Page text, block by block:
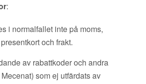
:
i normalfallet inte på moms,
och frakt.
av rabattkoder och andra
som ej utfärdats av